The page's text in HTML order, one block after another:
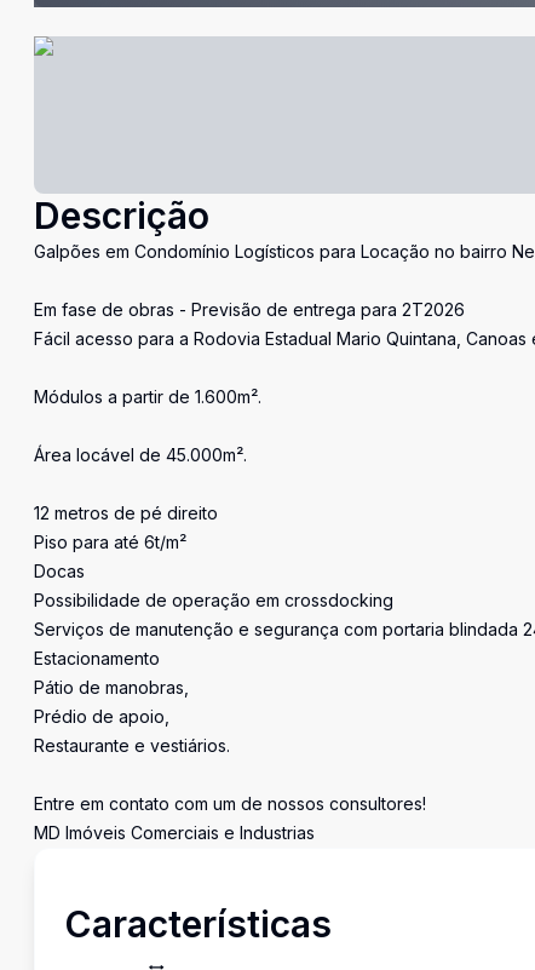
Descrição
Galpões em Condomínio Logísticos para Locação no bairro
Em fase de obras - Previsão de entrega para 2T2026
Fácil acesso para a Rodovia Estadual Mario Quintana,
Módulos a partir de 1.600m².
Área locável de 45.000m².
12 metros de pé direito
Piso para até 6t/m²
Docas
Possibilidade de operação em crossdocking
Serviços de manutenção e segurança com portaria blindada
Estacionamento
Pátio de manobras,
Prédio de apoio,
Restaurante e vestiários.
Entre em contato com um de nossos consultores!
MD Imóveis Comerciais e Industrias
Características